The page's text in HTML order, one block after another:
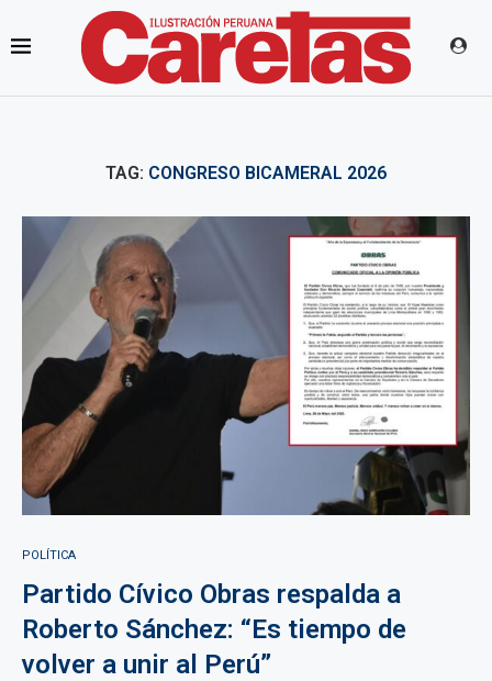
TAG: CONGRESO BICAMERAL 2026
POLÍTICA
Partido Cívico Obras respalda a
Roberto Sánchez: “Es tiempo de
volver a unir al Perú”